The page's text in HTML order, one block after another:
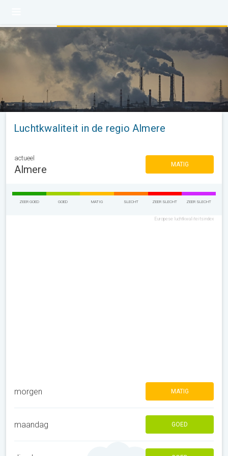
Luchtkwaliteit in de regio Almere
actueel
Almere MATIG
ZEER GOED GOED MATIG SLECHT ZEER SLECHT ZEER SLECHT
Europese luchtkwaliteitsindex
morgen MATIG
maandag GOED